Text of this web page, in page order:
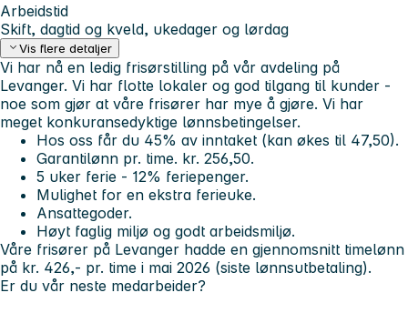
Arbeidstid
Skift, dagtid og kveld, ukedager og lørdag
Vis flere detaljer
Vi har nå en ledig frisørstilling på vår avdeling på
Levanger. Vi har flotte lokaler og god tilgang til kunder -
noe som gjør at våre frisører har mye å gjøre. Vi har
meget konkuransedyktige lønnsbetingelser.
Hos oss får du 45% av inntaket (kan økes til 47,50).
Garantilønn pr. time. kr. 256,50.
5 uker ferie - 12% feriepenger.
Mulighet for en ekstra ferieuke.
Ansattegoder.
Høyt faglig miljø og godt arbeidsmiljø.
Våre frisører på Levanger hadde en gjennomsnitt timelønn
på kr. 426,- pr. time i mai 2026 (siste lønnsutbetaling).
Er du vår neste medarbeider?